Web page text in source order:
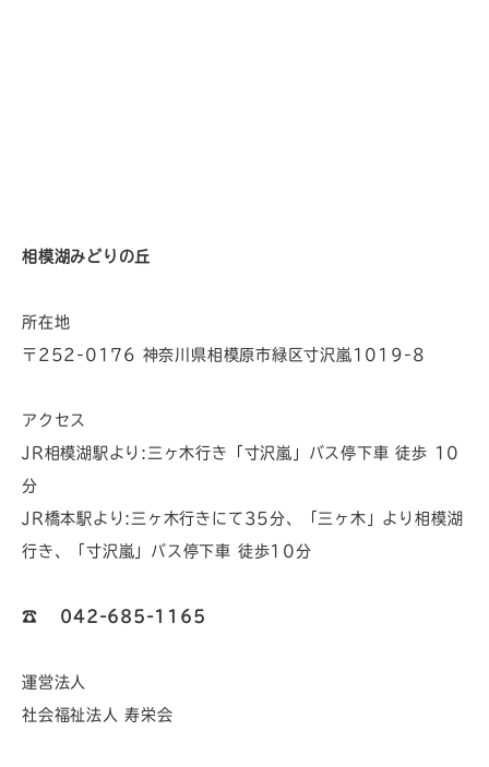
相模湖みどりの丘
所在地
〒252-0176 神奈川県相模原市緑区寸沢嵐1019-8
アクセス
JR相模湖駅より:三ヶ木行き「寸沢嵐」バス停下車 徒歩 10
分
JR橋本駅より:三ヶ木行きにて35分、「三ヶ木」より相模湖
行き、「寸沢嵐」バス停下車 徒歩10分
☎︎ 042-685-1165
運営法人
社会福祉法人 寿栄会